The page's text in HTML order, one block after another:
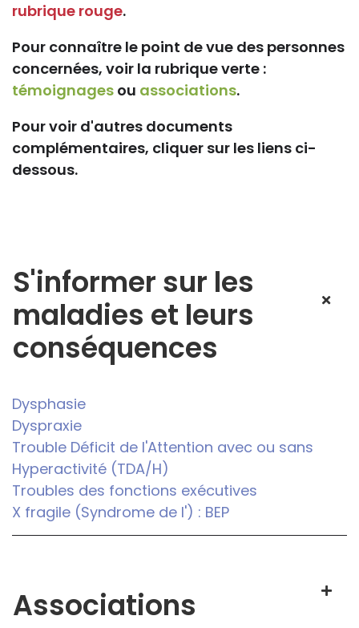
rubrique rouge.
Pour connaître le point de vue des personnes
concernées, voir la rubrique verte :
témoignages ou associations.
Pour voir d'autres documents
complémentaires, cliquer sur les liens ci-
dessous.
S'informer sur les
maladies et leurs
conséquences
Dysphasie
Dyspraxie
Trouble Déficit de l'Attention avec ou sans
Hyperactivité (TDA/H)
Troubles des fonctions exécutives
X fragile (Syndrome de l') : BEP
Associations